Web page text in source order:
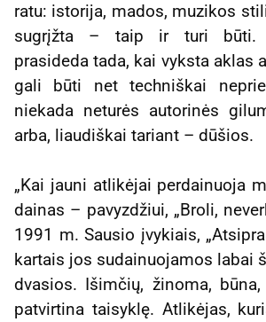
ratu: istorija, mados, muzikos
sugrįžta – taip ir turi būti.
prasideda tada, kai vyksta aklas
gali būti net techniškai
niekada neturės autorinės
arba, liaudiškai tariant – dūšios.
„Kai jauni atlikėjai perdainuoja
dainas – pavyzdžiui, „Broli,
1991 m. Sausio įvykiais,
kartais jos sudainuojamos labai
dvasios. Išimčių, žinoma,
patvirtina taisyklę. Atlikėjas,